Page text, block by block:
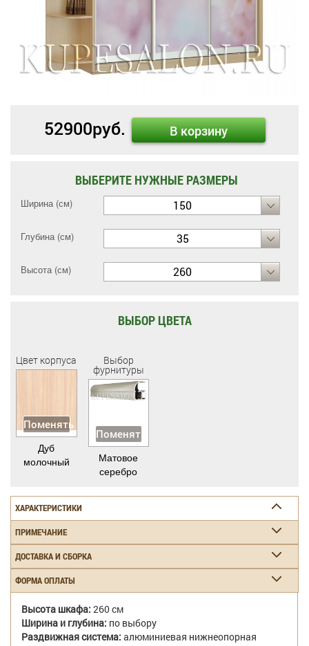
52900руб. В корзину
ВЫБЕРИТЕ НУЖНЫЕ РАЗМЕРЫ
Ширина (см) 150
Глубина (см) 35
Высота (см) 260
ВЫБОР ЦВЕТА
Цвет корпуса
Поменять
Дуб
молочный
Выбор
фурнитуры
Поменять
Матовое
серебро
ХАРАКТЕРИСТИКИ
ПРИМЕЧАНИЕ
ДОСТАВКА И СБОРКА
ФОРМА ОПЛАТЫ
Высота шкафа: 260 см
Ширина и глубина: по выбору
Раздвижная система: алюминиевая нижнеопорная